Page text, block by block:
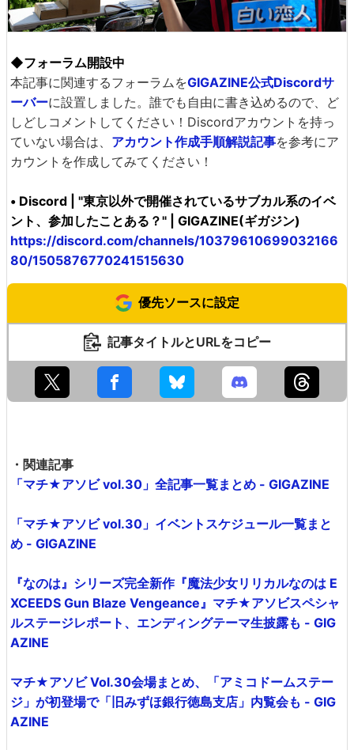
◆フォーラム開設中
本記事に関連するフォーラムをGIGAZINE公式Discordサ
ーバーに設置しました。誰でも自由に書き込めるので、ど
しどしコメントしてください！Discordアカウントを持っ
ていない場合は、 アカウント作成手順解説記事を参考にア
カウントを作成してみてください！
• Discord | "東京以外で開催されているサブカル系のイベ
ント、参加したことある？" | GIGAZINE(ギガジン)
https://discord.com/channels/10379610699032166
80/1505876770241515630
優先ソースに設定
記事タイトルとURLをコピー
・関連記事
「マチ★アソビ vol.30」全記事一覧まとめ - GIGAZINE
「マチ★アソビ vol.30」イベントスケジュール一覧まと
め - GIGAZINE
『なのは』シリーズ完全新作『魔法少女リリカルなのは E
XCEEDS Gun Blaze Vengeance』マチ★アソビスペシャ
ルステージレポート、エンディングテーマ生披露も - GIG
AZINE
マチ★アソビ Vol.30会場まとめ、「アミコドームステー
ジ」が初登場で「旧みずほ銀行徳島支店」内覧会も - GIG
AZINE